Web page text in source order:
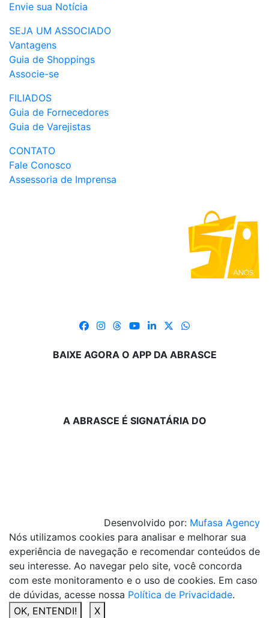
Envie sua Notícia
SEJA UM ASSOCIADO
Vantagens
Guia de Shoppings
Associe-se
FILIADOS
Guia de Fornecedores
Guia de Varejistas
CONTATO
Fale Conosco
Assessoria de Imprensa
BAIXE AGORA O APP DA ABRASCE
A ABRASCE É SIGNATÁRIA DO
Desenvolvido por: Mufasa Agency
Nós utilizamos cookies para analisar e melhorar sua
experiência de navegação e recomendar conteúdos de
seu interesse. Ao navegar pelo site, você concorda
com este monitoramento e o uso de cookies. Em caso
de dúvidas, acesse nossa Política de Privacidade.
OK, ENTENDI!
X